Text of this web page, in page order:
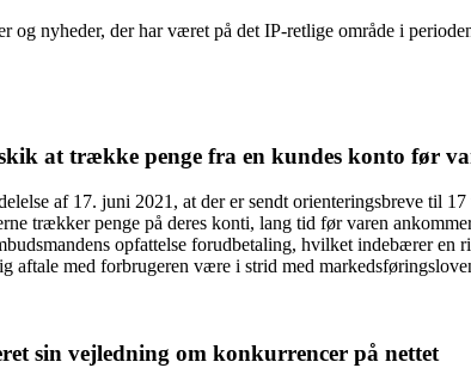
og nyheder, der har været på det IP-retlige område i
at trække penge fra en kundes konto før
af 17. juni 2021, at der er sendt orienteringsbreve til
trækker penge på deres konti, lang tid før varen
opfattelse forudbetaling, hvilket indebærer
aftale med forbrugeren være i strid med
sin vejledning om konkurrencer på nettet